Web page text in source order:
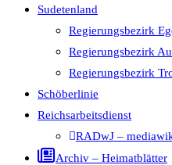
Sudetenland
Regierungsbezirk
Regierungsbezirk
Regierungsbezirk
Schöberlinie
Reichsarbeitsdienst
RADwJ –
Archiv – Heimatblätter